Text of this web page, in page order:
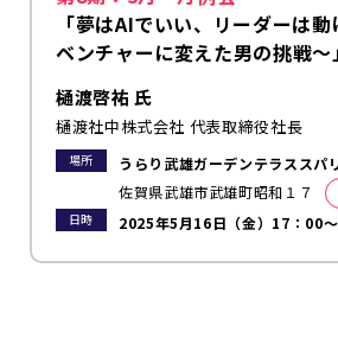
「夢はAIでいい、リーダーは
ベンチャーに変えた男の挑戦〜」
樋渡啓祐 氏
樋渡社中株式会社 代表取締役社長
場所
うらり武雄ガーデンテラススパ
佐賀県武雄市武雄町昭和１７
日時
2025年5月16日（金）17：00～